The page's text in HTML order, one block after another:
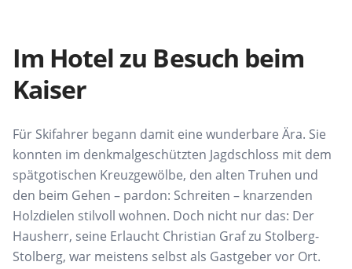
Im Hotel zu Besuch beim
Kaiser
Für Skifahrer begann damit eine wunderbare Ära. Sie
konnten im denkmalgeschützten Jagdschloss mit dem
spätgotischen Kreuzgewölbe, den alten Truhen und
den beim Gehen – pardon: Schreiten – knarzenden
Holzdielen stilvoll wohnen. Doch nicht nur das: Der
Hausherr, seine Erlaucht Christian Graf zu Stolberg-
Stolberg, war meistens selbst als Gastgeber vor Ort.